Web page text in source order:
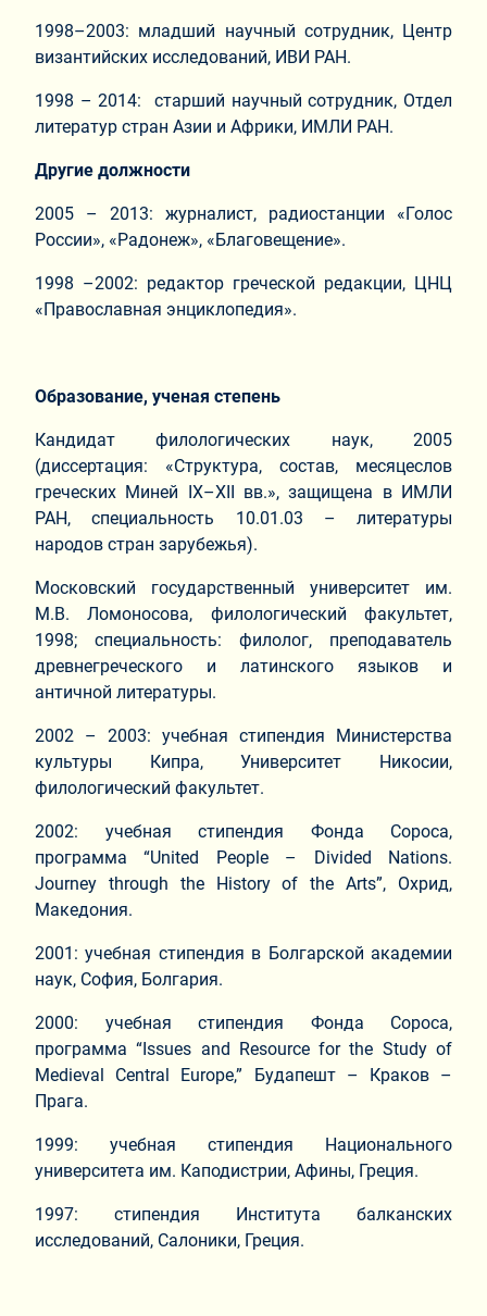
1998–2003: младший научный сотрудник, Центр
византийских исследований, ИВИ РАН.
1998 – 2014: старший научный сотрудник, Отдел
литератур стран Азии и Африки, ИМЛИ РАН.
Другие должности
2005 – 2013: журналист, радиостанции «Голос
России», «Радонеж», «Благовещение».
1998 –2002: редактор греческой редакции, ЦНЦ
«Православная энциклопедия».
Образование, ученая степень
Кандидат филологических наук, 2005
(диссертация: «Структура, состав, месяцеслов
греческих Миней IX–XII вв.», защищена в ИМЛИ
РАН, специальность 10.01.03 – литературы
народов стран зарубежья).
Московский государственный университет им.
М.В. Ломоносова, филологический факультет,
1998; специальность: филолог, преподаватель
древнегреческого и латинского языков и
античной литературы.
2002 – 2003: учебная стипендия Министерства
культуры Кипра, Университет Никосии,
филологический факультет.
2002: учебная стипендия Фонда Сороса,
программа “United People – Divided Nations.
Journey through the History of the Arts”, Охрид,
Македония.
2001: учебная стипендия в Болгарской академии
наук, София, Болгария.
2000: учебная стипендия Фонда Сороса,
программа “Issues and Resource for the Study of
Medieval Central Europe,” Будапешт – Краков –
Прага.
1999: учебная стипендия Национального
университета им. Каподистрии, Афины, Греция.
1997: стипендия Института балканских
исследований, Салоники, Греция.